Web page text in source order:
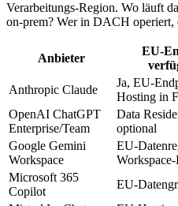
Verarbeitungs-Region. Wo läuft
on-prem? Wer in DACH operiert,
Anbieter
EU-
Anthropic Claude
Ja, EU-
Hosting in
OpenAI ChatGPT
Enterprise/Team
Data
optional
Google Gemini
Workspace
EU-
Microsoft 365
Copilot
EU-